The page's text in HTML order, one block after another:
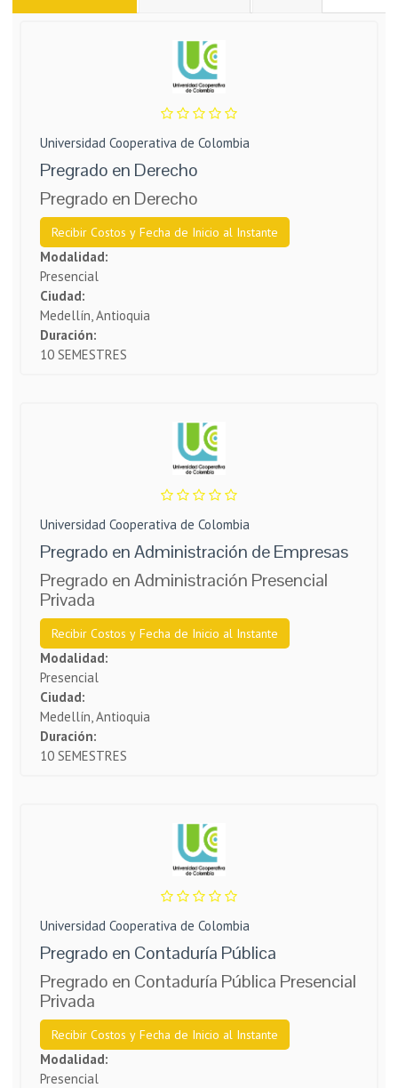
Universidad Cooperativa de Colombia
Pregrad​o en Derecho
Pregrado en Derecho
Recibir Costos y Fecha de Inicio al Instante
Modalidad:
Presencial
Ciudad:
Medellín, Antioquia
Duración:
10 SEMESTRES
Universidad Cooperativa de Colombia
Pregrado en Administración de Empresas
Pregrado en Administración Presencial
Privada
Recibir Costos y Fecha de Inicio al Instante
Modalidad:
Presencial
Ciudad:
Medellín, Antioquia
Duración:
10 SEMESTRES
Universidad Cooperativa de Colombia
Pregrado en Contaduría Pública
Pregrado en Contaduría Pública Presencial
Privada
Recibir Costos y Fecha de Inicio al Instante
Modalidad:
Presencial